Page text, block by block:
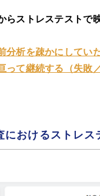
ストレステストで
析を疎かにしてい
て継続する（失敗
おけるストレス